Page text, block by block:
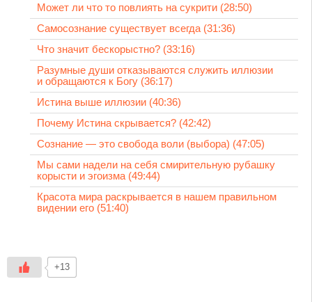
Может ли что то повлиять на сукрити (28:50)
Самосознание существует всегда (31:36)
Что значит бескорыстно? (33:16)
Разумные души отказываются служить иллюзии
и обращаются к Богу (36:17)
Истина выше иллюзии (40:36)
Почему Истина скрывается? (42:42)
Сознание — это свобода воли (выбора) (47:05)
Мы сами надели на себя смирительную рубашку
корысти и эгоизма (49:44)
Красота мира раскрывается в нашем правильном
видении его (51:40)
+13